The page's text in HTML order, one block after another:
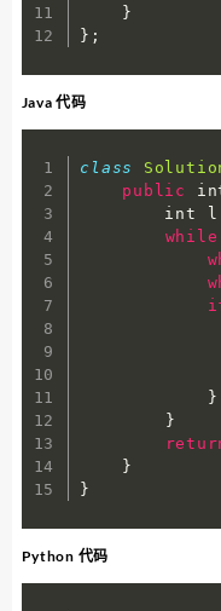
}
} ;
Java 代码
class
public
int
while
}
}
}
}
Python 代码